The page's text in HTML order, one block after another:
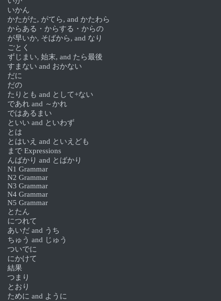
いかん
かたがた, がてら, and かたわら
からある・からする・からの
が早いか, そばから, and なり
ごとく
ずじまい, 始末, and たら最後
すまない and おかない
だに
だの
たりとも and として+ない
であれ and ～かれ
ではあるまい
といい and といわず
とは
とはいえ and といえども
まで Expressions
んばかり and とばかり
N1 Grammar
N2 Grammar
N3 Grammar
N4 Grammar
N5 Grammar
とたん
につれて
あいだ and うち
ちゅう and じゅう
ついでに
にかけて
結果
つまり
とおり
ために and ように